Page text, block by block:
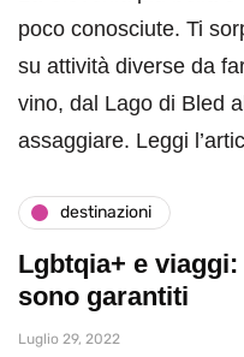
poco conosciute. Ti
su attività diverse da
vino, dal Lago di Bled
assaggiare. Leggi
destinazioni
Lgbtqia+ e
sono garantiti
Luglio 29, 2022